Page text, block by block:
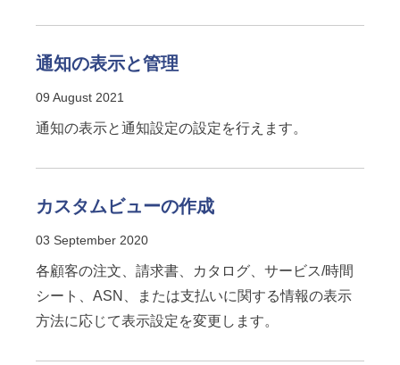
通知の表示と管理
09 August 2021
通知の表示と通知設定の設定を行えます。
カスタムビューの作成
03 September 2020
各顧客の注文、請求書、カタログ、サービス/時間
シート、ASN、または支払いに関する情報の表示
方法に応じて表示設定を変更します。